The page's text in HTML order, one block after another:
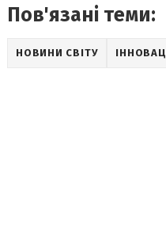
Пов'язані теми:
НОВИНИ СВІТУ